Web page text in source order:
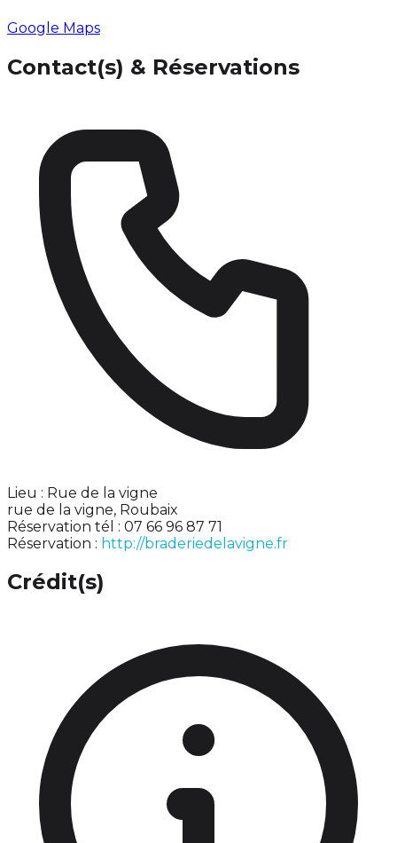
Google Maps
Contact(s) & Réservations
Lieu : Rue de la vigne
rue de la vigne, Roubaix
Réservation tél : 07 66 96 87 71
Réservation : http://braderiedelavigne.fr
Crédit(s)